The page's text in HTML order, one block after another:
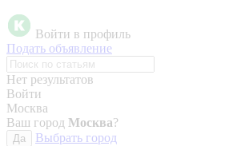
Войти в профиль
Подать объявление
Нет результатов
Войти
Москва
Ваш город Москва?
Да
Выбрать город